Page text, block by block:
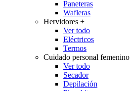
Paneteras
Wafleras
Hervidores +
Ver todo
Eléctricos
Termos
Cuidado personal femenino
Ver todo
Secador
Depilación